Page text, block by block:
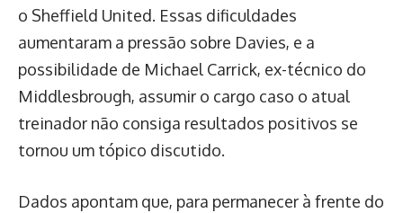
o Sheffield United. Essas dificuldades
aumentaram a pressão sobre Davies, e a
possibilidade de Michael Carrick, ex-técnico do
Middlesbrough, assumir o cargo caso o atual
treinador não consiga resultados positivos se
tornou um tópico discutido.
Dados apontam que, para permanecer à frente do